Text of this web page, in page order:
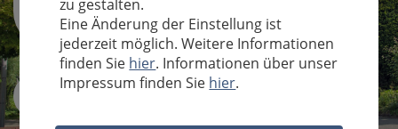
Sucheingabe
zu gestalten.
Eine Änderung der Einstellung ist
jederzeit möglich. Weitere Informationen
finden Sie hier. Informationen über unser
Impressum finden Sie hier.